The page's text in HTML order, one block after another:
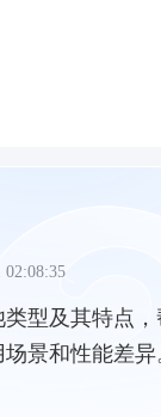
02:08:35
型及其特点
景和性能差异